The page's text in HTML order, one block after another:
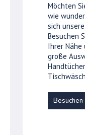
Möchten
wie
sich
Besuchen
Ihrer Nähe
große